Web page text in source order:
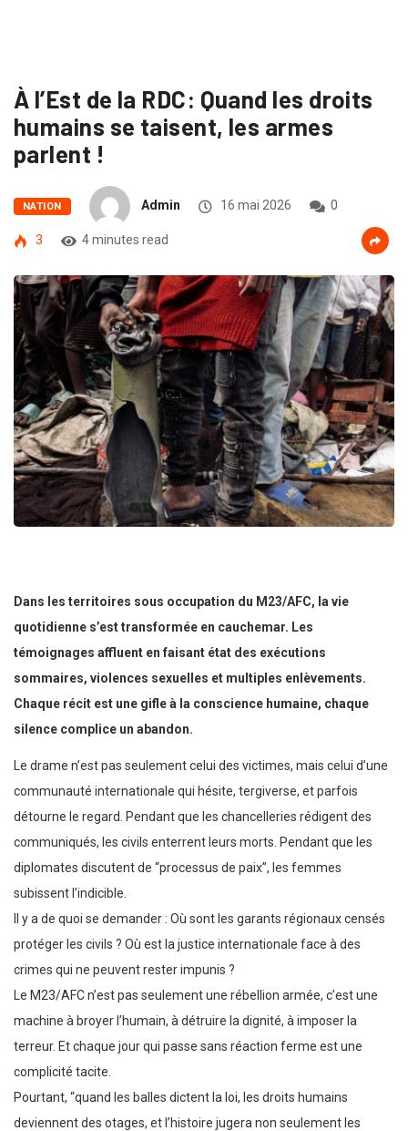
À l’Est de la RDC: Quand les droits
humains se taisent, les armes
parlent !
NATION Admin 16 mai 2026 0
3 4 minutes read
Dans les territoires sous occupation du M23/AFC, la vie
quotidienne s’est transformée en cauchemar. Les
témoignages affluent en faisant état des exécutions
sommaires, violences sexuelles et multiples enlèvements.
Chaque récit est une gifle à la conscience humaine, chaque
silence complice un abandon.
Le drame n’est pas seulement celui des victimes, mais celui d’une
communauté internationale qui hésite, tergiverse, et parfois
détourne le regard. Pendant que les chancelleries rédigent des
communiqués, les civils enterrent leurs morts. Pendant que les
diplomates discutent de “processus de paix”, les femmes
subissent l’indicible.
Il y a de quoi se demander : Où sont les garants régionaux censés
protéger les civils ? Où est la justice internationale face à des
crimes qui ne peuvent rester impunis ?
Le M23/AFC n’est pas seulement une rébellion armée, c’est une
machine à broyer l’humain, à détruire la dignité, à imposer la
terreur. Et chaque jour qui passe sans réaction ferme est une
complicité tacite.
Pourtant, “quand les balles dictent la loi, les droits humains
deviennent des otages, et l’histoire jugera non seulement les